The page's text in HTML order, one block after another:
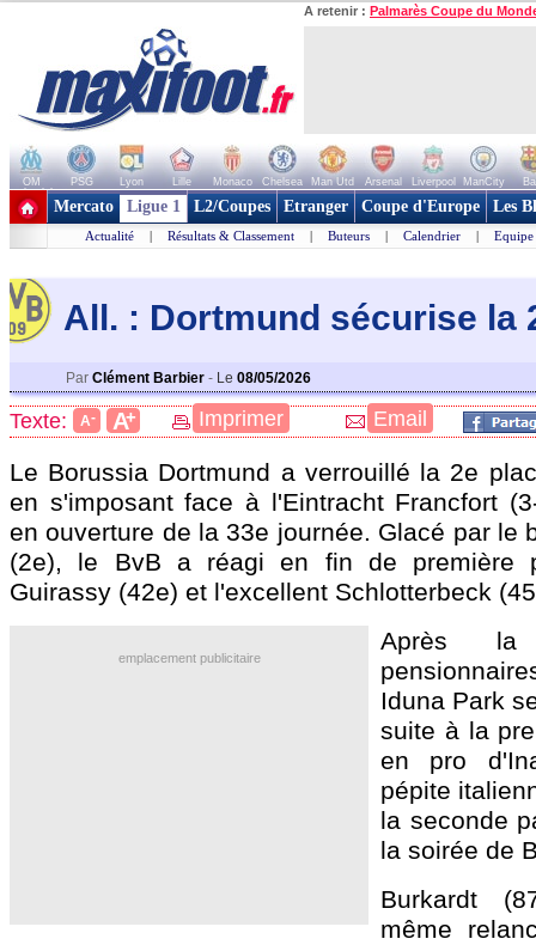
A retenir : Palmarès Coupe du
OM PSG Lyon Lille Monaco Chelsea Man Utd Arsenal Liverpool ManCity
+ de clubs
Mercato Ligue 1 L2/Coupes Etranger Coupe d'Europe Les
Actualité | Résultats & Classement | Buteurs | Calendrier | Equipe
All. : Dortmund sécurise la
Par Clément Barbier - Le 08/05/2026
Texte: A- A+ Imprimer Email
Le Borussia Dortmund a verrouillé la 2e
en s'imposant face à l'Eintracht Francfort
en ouverture de la 33e journée. Glacé par le
(2e), le BvB a réagi en fin de première
Guirassy (42e) et l'excellent Schlotterbeck
emplacement publicitaire
Après
Iduna Park
suite à la
en pro
pépite
la seconde
la soirée de
Burkardt
même